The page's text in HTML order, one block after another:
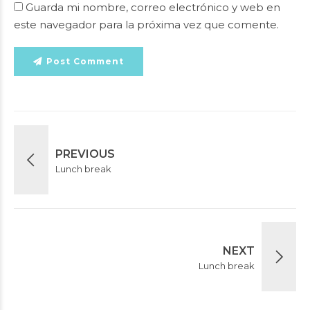
Guarda mi nombre, correo electrónico y web en
este navegador para la próxima vez que comente.
Post Comment
PREVIOUS
Lunch break
NEXT
Lunch break